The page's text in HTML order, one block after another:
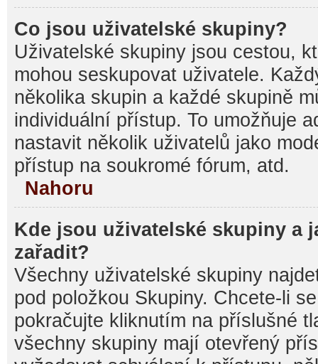
Co jsou uživatelské skupiny?
Uživatelské skupiny jsou cestou,
mohou seskupovat uživatele.
několika skupin a každé skupině
individuální přístup. To umožňuje
nastavit několik uživatelů jako
přístup na soukromé fórum, atd.
Nahoru
Kde jsou uživatelské skupiny a
zařadit?
Všechny uživatelské skupiny
pod položkou Skupiny. Chcete-li
pokračujte kliknutím na příslušné
všechny skupiny mají otevřený